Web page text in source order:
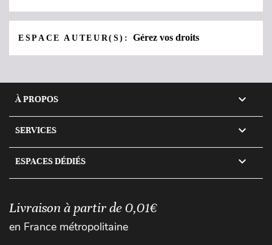
ESPACE AUTEUR(S):Gérez vos droits
À PROPOS 
SERVICES 
ESPACES DÉDIÉS 
Livraison à partir de 0,01€
en France métropolitaine